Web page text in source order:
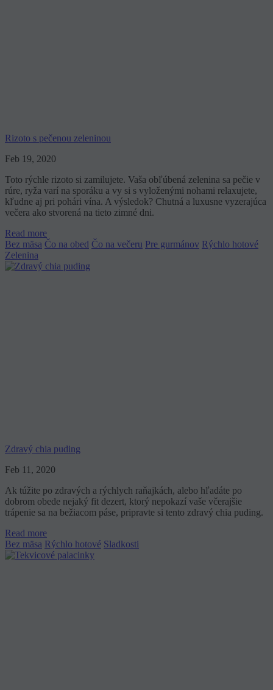
Rizoto s pečenou zeleninou
Feb 19, 2020
Toto rýchle rizoto si zamilujete. Vaša obľúbená zelenina sa pečie v
rúre, ryža varí na sporáku a vy si s vyloženými nohami relaxujete,
kľudne aj pri pohári vína. A výsledok? Chutná a luxusne vyzerajúca
večera ako stvorená na tieto zimné dni.
Read more
Bez mäsa Čo na obed Čo na večeru Pre gurmánov Rýchlo hotové
Zelenina
Zdravý chia puding
Feb 11, 2020
Ak túžite po zdravých a rýchlych raňajkách, alebo hľadáte po
dobrom obede nejaký fit dezert, ktorý nepokazí vaše včerajšie
trápenie sa na bežiacom páse, pripravte si tento zdravý chia puding.
Read more
Bez mäsa Rýchlo hotové Sladkosti